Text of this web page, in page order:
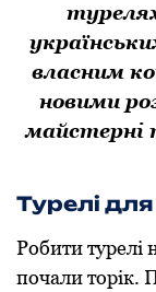
власним
новими
майстерні
Турелі
Робити турелі
почали торік.